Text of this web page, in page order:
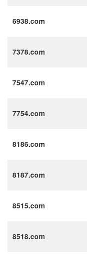
6938.com
7378.com
7547.com
7754.com
8186.com
8187.com
8515.com
8518.com